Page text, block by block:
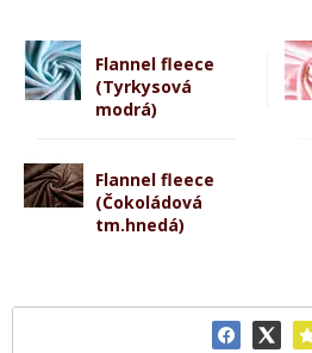
Flannel fleece
(Tyrkysová
modrá)
Flannel fleece
(Čokoládová
tm.hnedá)